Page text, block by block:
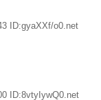
ID:gyaXXf/o0.net
ID:8vtyIywQ0.net